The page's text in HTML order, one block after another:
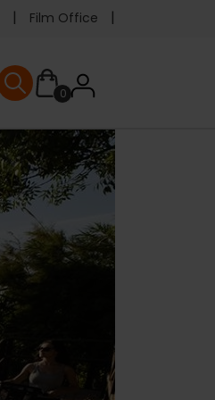
Film Office
0User
menu
User menu